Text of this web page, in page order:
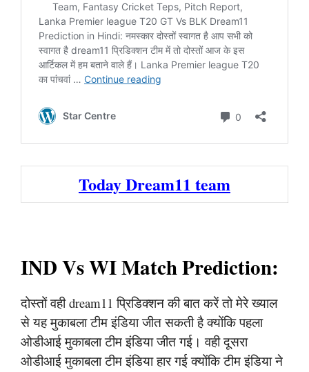
Today Dream11 team
IND Vs WI Match Prediction:
दोस्तों वही dream11 प्रिडिक्शन की बात करें तो मेरे ख्याल
से यह मुकाबला टीम इंडिया जीत सकती है क्योंकि पहला
ओडीआई मुकाबला टीम इंडिया जीत गई। वही दूसरा
ओडीआई मुकाबला टीम इंडिया हार गई क्योंकि टीम इंडिया ने